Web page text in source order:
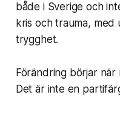
både i Sverige och
kris och trauma,
trygghet.
Förändring börjar när
Det är inte en